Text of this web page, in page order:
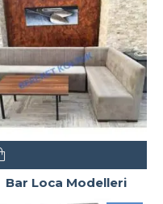
Bar Loca Modelleri